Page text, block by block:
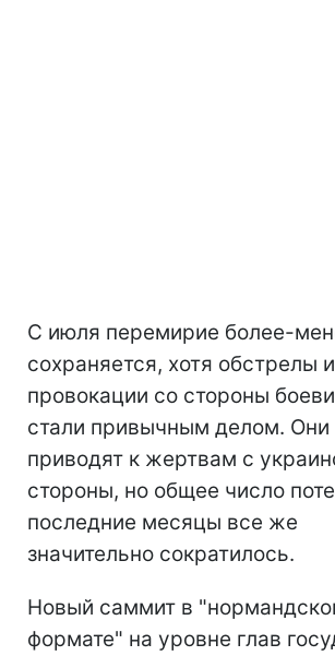
С июля перемирие более-
сохраняется, хотя обстрелы и
провокации со стороны
стали привычным делом. Они
приводят к жертвам с
стороны, но общее число
последние месяцы все же
значительно сократилось.
Новый саммит в
формате" на уровне глав